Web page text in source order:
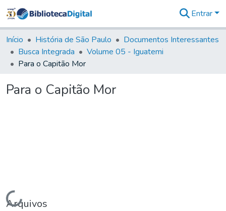
&
Coleções
Tudo na
Estatísticas
Entrar
Início História de São Paulo
Documentos Interessantes
Busca Integrada
Volume 05 - Iguatemi
Para o Capitão Mor
Para o Capitão Mor
Carregando...
Arquivos